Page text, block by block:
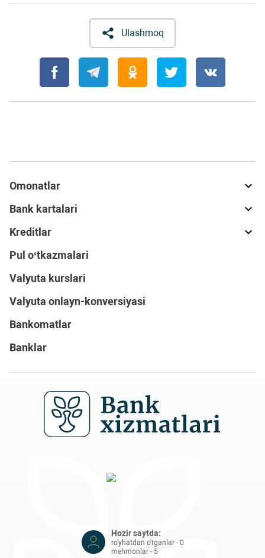
Ulashmoq
Omonatlar
Bank kartalari
Kreditlar
Pul o‘tkazmalari
Valyuta kurslari
Valyuta onlayn-konversiyasi
Bankomatlar
Banklar
Hozir saytda:
ro'yhatdan o'tganlar - 0
mehmonlar - 5